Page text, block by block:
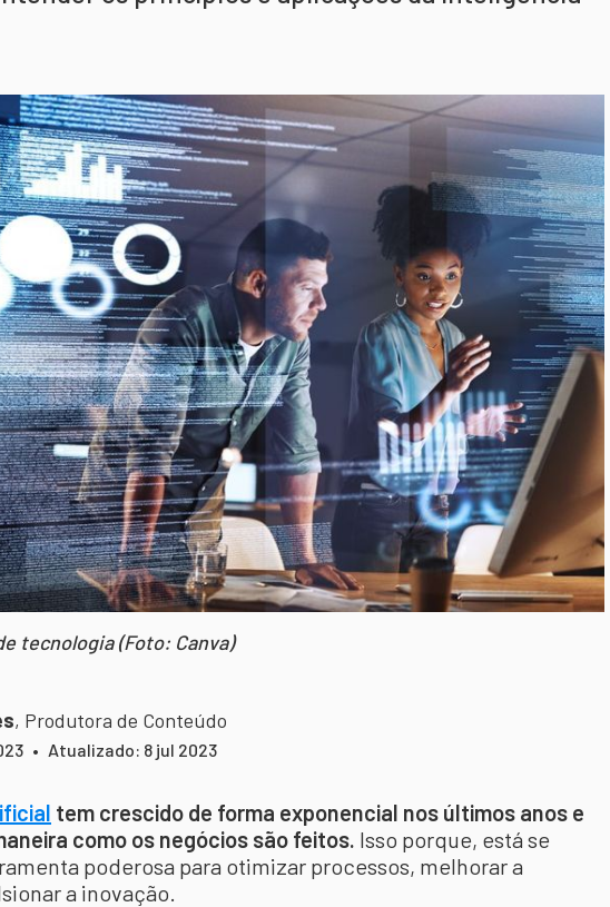
tecnologia (Foto: Canva)
, Produtora de Conteúdo
• Atualizado: 8 jul 2023
tem crescido de forma exponencial nos últimos anos e
como os negócios são feitos. Isso porque, está se
poderosa para otimizar processos, melhorar a
a inovação.